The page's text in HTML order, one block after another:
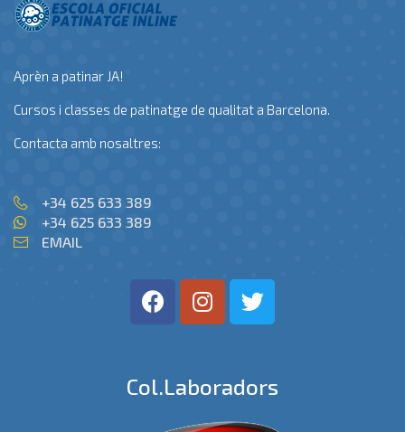
Aprèn a patinar JA!
Cursos i classes de patinatge de qualitat a Barcelona.
Contacta amb nosaltres:
+34 625 633 389
+34 625 633 389
EMAIL
Col.laboradors